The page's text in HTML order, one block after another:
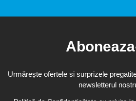
Urmărește ofertele si surprizele
newsletterul